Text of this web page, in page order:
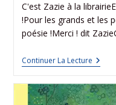
C'est Zazie à la
!Pour les grands et les
poésie !Merci ! dit
Continuer La Lecture